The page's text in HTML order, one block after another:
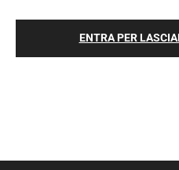
ENTRA PER